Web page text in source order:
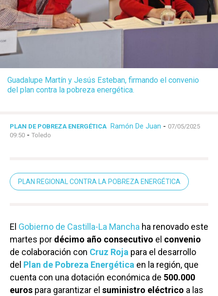
Guadalupe Martín y Jesús Esteban, firmando el convenio
del plan contra la pobreza energética.
PLAN DE POBREZA ENERGÉTICA Ramón De Juan - 07/05/2025
09:50 - Toledo
PLAN REGIONAL CONTRA LA POBREZA ENERGÉTICA
El Gobierno de Castilla-La Mancha ha renovado este
martes por décimo año consecutivo el convenio
de colaboración con Cruz Roja para el desarrollo
del Plan de Pobreza Energética en la región, que
cuenta con una dotación económica de 500.000
euros para garantizar el suministro eléctrico a las